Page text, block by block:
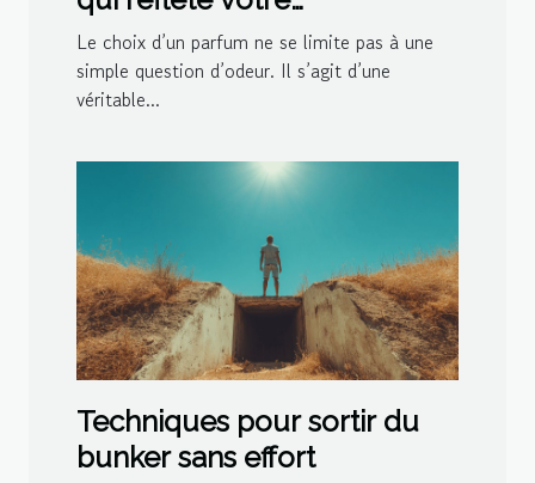
personnalité?
Le choix d’un parfum ne se limite pas à une
simple question d’odeur. Il s’agit d’une
véritable...
Techniques pour sortir du
bunker sans effort